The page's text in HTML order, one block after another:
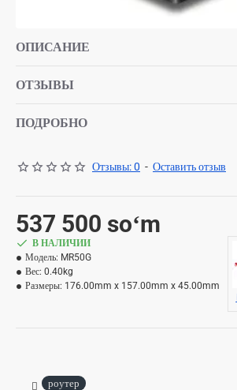
ОПИСАНИЕ
ОТЗЫВЫ
ПОДРОБНО
Отзывы: 0 - Оставить отзыв
537 500 soʻm
В НАЛИЧИИ
Модель: MR50G
Вес: 0.40kg
Размеры: 176.00mm x 157.00mm x 45.00mm
роутер